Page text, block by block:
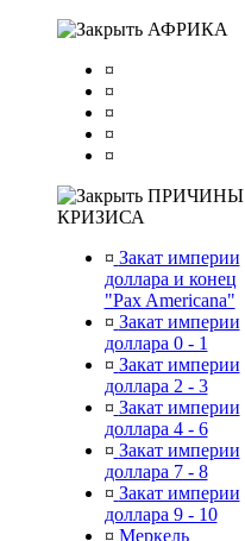
АФРИКА
¤
¤
¤
¤
¤
ПРИЧИНЫ
КРИЗИСА
¤ Закат империи
доллара и конец
"Pax Americana"
¤ Закат империи
доллара 0 - 1
¤ Закат империи
доллара 2 - 3
¤ Закат империи
доллара 4 - 6
¤ Закат империи
доллара 7 - 8
¤ Закат империи
доллара 9 - 10
¤ Меркель